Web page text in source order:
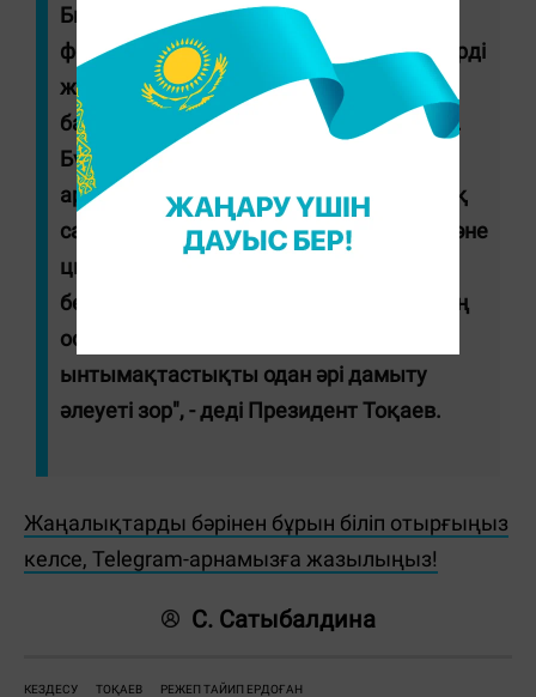
Биыл маусым айында үшжақты
форматтағы кездесу өтті. Біз бұл дәстүрді
жалғастыруға ниеттіміз. Келесі
басқосуды ақпанда өткізуді ұсынамыз.
Бүгінде Қазақстан мен Түркия
арасындағы әскери техника, денсаулық
сақтау, фармацевтика, жоғары білім және
цифрландыру саласында басымдық
берген жобалар бар. Дегенмен екі елдің
осы бағыттар бойынша өзара тиімді
ынтымақтастықты одан әрі дамыту
әлеуеті зор", - деді Президент Тоқаев.
Жаңалықтарды бәрінен бұрын біліп отырғыңыз
келсе, Telegram-арнамызға жазылыңыз!
С. Сатыбалдина
КЕЗДЕСУ ТОҚАЕВ РЕЖЕП ТАЙИП ЕРДОҒАН